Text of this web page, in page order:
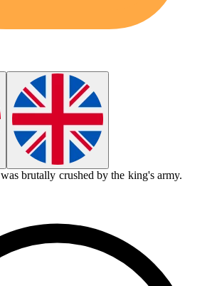
was brutally crushed by the king's army.